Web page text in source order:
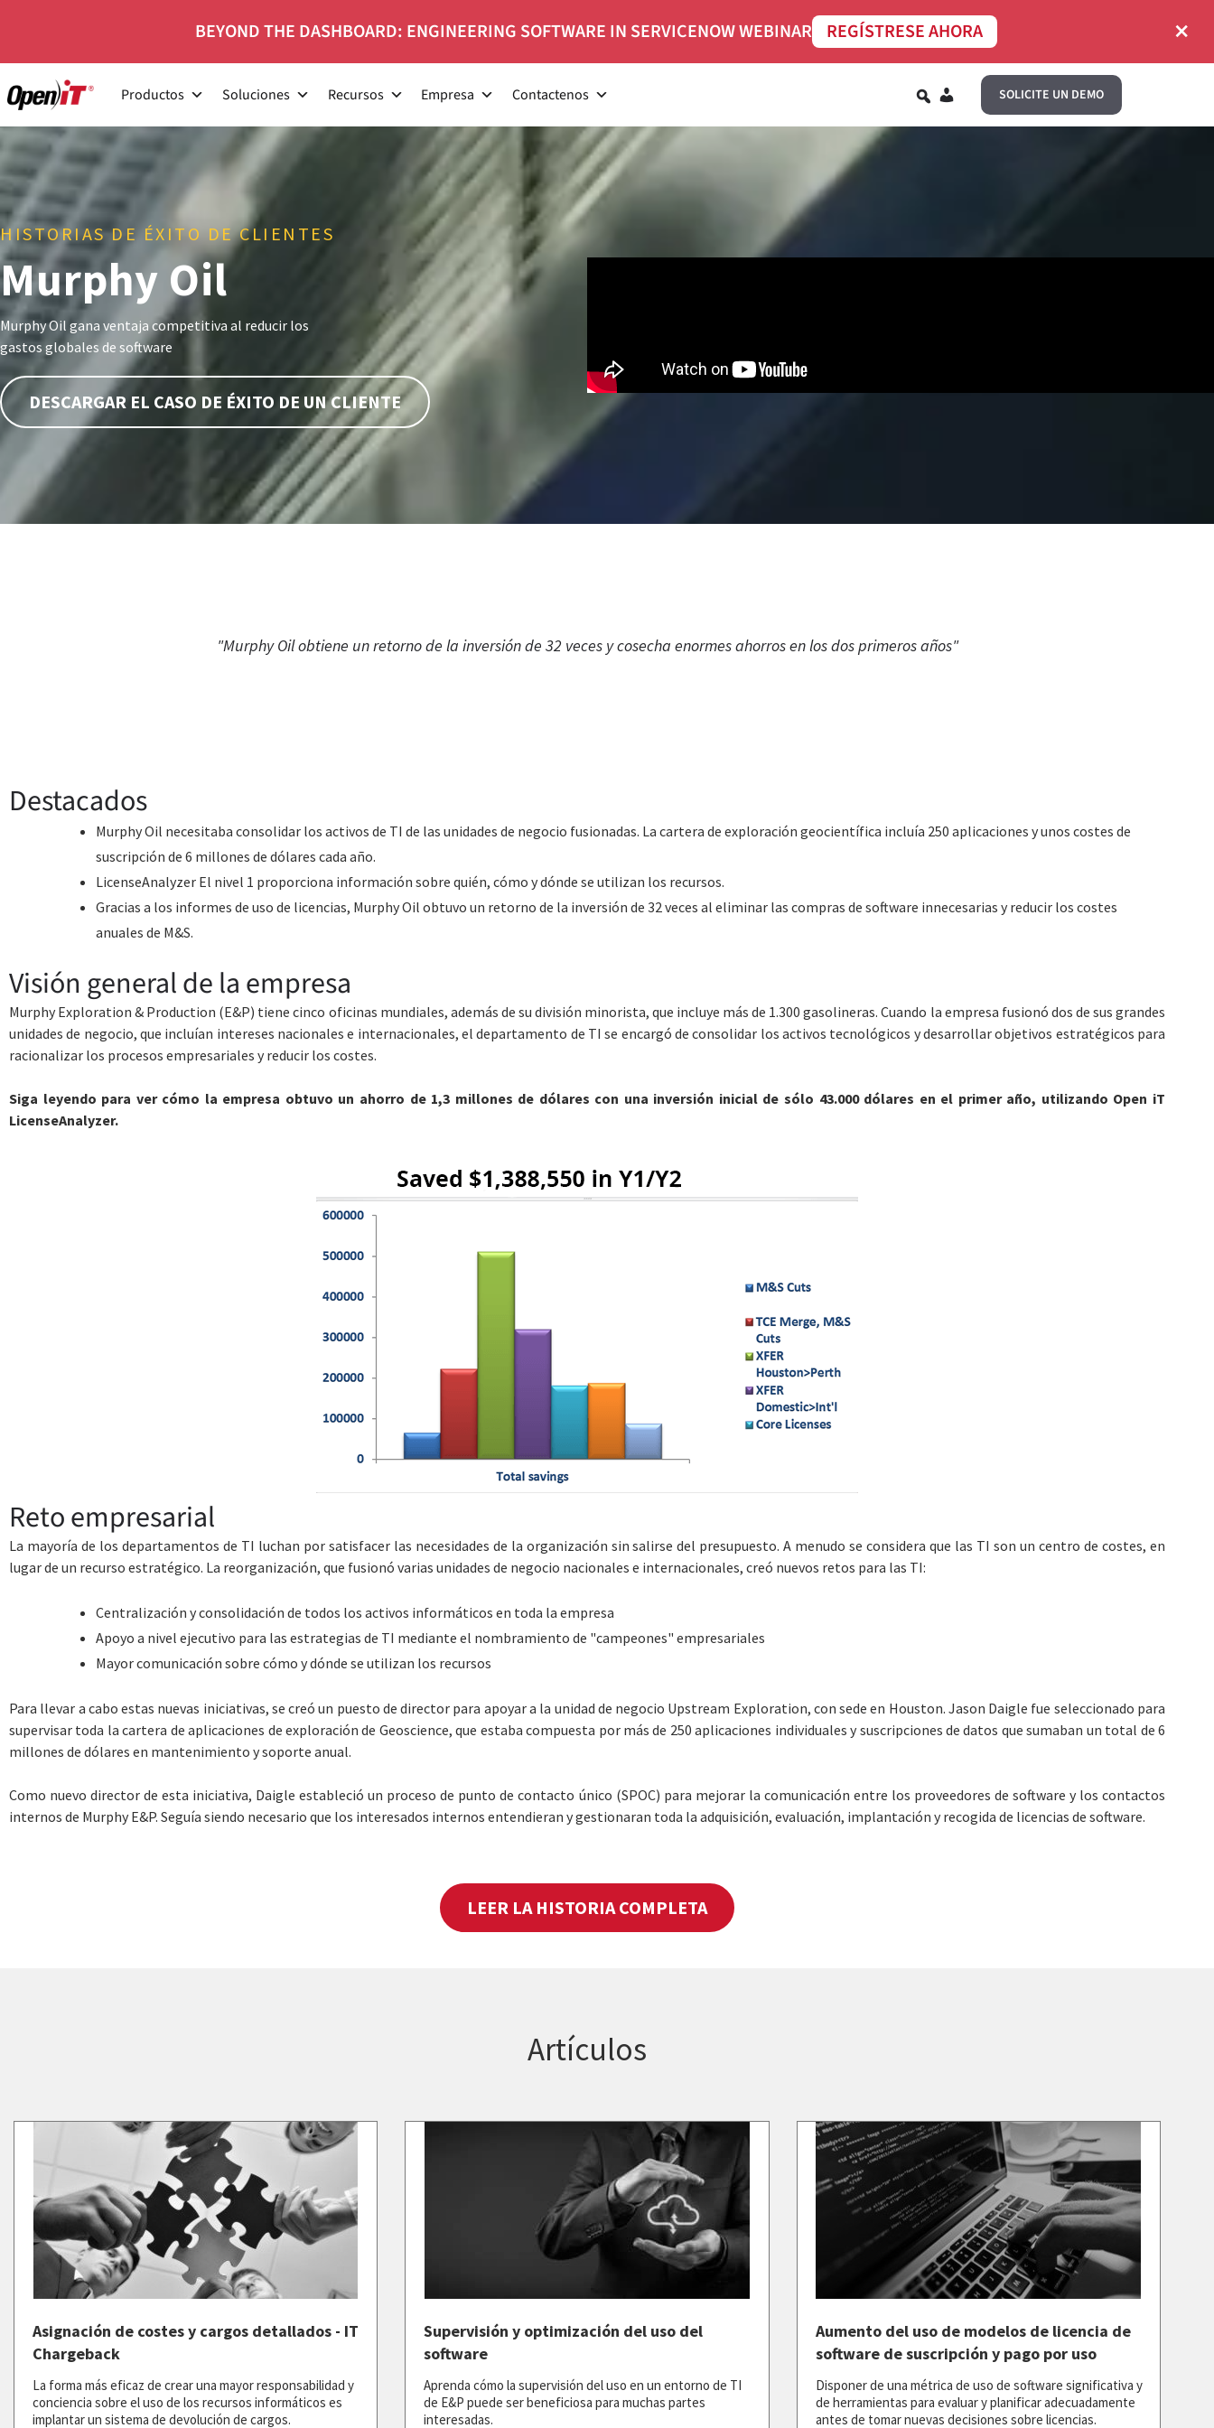
contenido
BEYOND THE DASHBOARD: ENGINEERING SOFTWARE IN SERVICENOW WEBINAR REGÍSTRESE AHORA ×
Productos Soluciones Recursos Empresa Contactenos SOLICITE UN DEMO
HISTORIAS DE ÉXITO DE CLIENTES
Murphy Oil
Murphy Oil gana ventaja competitiva al reducir los
gastos globales de software
DESCARGAR EL CASO DE ÉXITO DE UN CLIENTE
"Murphy Oil obtiene un retorno de la inversión de 32 veces y cosecha enormes ahorros en los dos primeros años"
Destacados
Murphy Oil necesitaba consolidar los activos de TI de las unidades de negocio fusionadas. La cartera de exploración geocientífica incluía 250 aplicaciones y unos costes de
suscripción de 6 millones de dólares cada año.
LicenseAnalyzer El nivel 1 proporciona información sobre quién, cómo y dónde se utilizan los recursos.
Gracias a los informes de uso de licencias, Murphy Oil obtuvo un retorno de la inversión de 32 veces al eliminar las compras de software innecesarias y reducir los costes
anuales de M&S.
Visión general de la empresa
Murphy Exploration & Production (E&P) tiene cinco oficinas mundiales, además de su división minorista, que incluye más de 1.300 gasolineras. Cuando la empresa fusionó dos de sus grandes
unidades de negocio, que incluían intereses nacionales e internacionales, el departamento de TI se encargó de consolidar los activos tecnológicos y desarrollar objetivos estratégicos para
racionalizar los procesos empresariales y reducir los costes.
Siga leyendo para ver cómo la empresa obtuvo un ahorro de 1,3 millones de dólares con una inversión inicial de sólo 43.000 dólares en el primer año, utilizando Open iT
LicenseAnalyzer.
Reto empresarial
La mayoría de los departamentos de TI luchan por satisfacer las necesidades de la organización sin salirse del presupuesto. A menudo se considera que las TI son un centro de costes, en
lugar de un recurso estratégico. La reorganización, que fusionó varias unidades de negocio nacionales e internacionales, creó nuevos retos para las TI:
Centralización y consolidación de todos los activos informáticos en toda la empresa
Apoyo a nivel ejecutivo para las estrategias de TI mediante el nombramiento de "campeones" empresariales
Mayor comunicación sobre cómo y dónde se utilizan los recursos
Para llevar a cabo estas nuevas iniciativas, se creó un puesto de director para apoyar a la unidad de negocio Upstream Exploration, con sede en Houston. Jason Daigle fue seleccionado para
supervisar toda la cartera de aplicaciones de exploración de Geoscience, que estaba compuesta por más de 250 aplicaciones individuales y suscripciones de datos que sumaban un total de 6
millones de dólares en mantenimiento y soporte anual.
Como nuevo director de esta iniciativa, Daigle estableció un proceso de punto de contacto único (SPOC) para mejorar la comunicación entre los proveedores de software y los contactos
internos de Murphy E&P. Seguía siendo necesario que los interesados internos entendieran y gestionaran toda la adquisición, evaluación, implantación y recogida de licencias de software.
LEER LA HISTORIA COMPLETA
Artículos
Asignación de costes y cargos detallados - IT
Chargeback
La forma más eficaz de crear una mayor responsabilidad y
conciencia sobre el uso de los recursos informáticos es
implantar un sistema de devolución de cargos.
Supervisión y optimización del uso del
software
Aprenda cómo la supervisión del uso en un entorno de TI
de E&P puede ser beneficiosa para muchas partes
interesadas.
Aumento del uso de modelos de licencia de
software de suscripción y pago por uso
Disponer de una métrica de uso de software significativa y
de herramientas para evaluar y planificar adecuadamente
antes de tomar nuevas decisiones sobre licencias.